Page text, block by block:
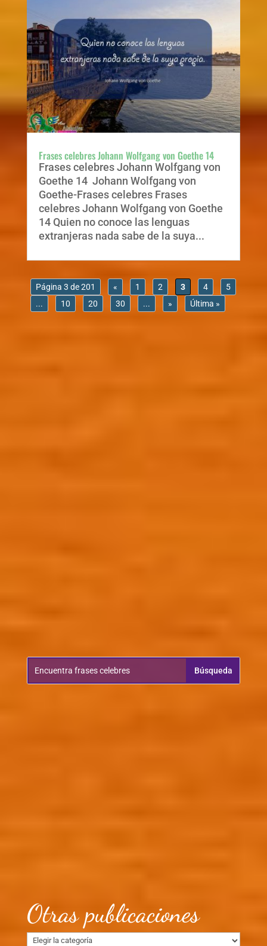
Frases celebres Johann Wolfgang von Goethe 14
Frases celebres Johann Wolfgang von
Goethe 14 Johann Wolfgang von
Goethe-Frases celebres Frases
celebres Johann Wolfgang von Goethe
14 Quien no conoce las lenguas
extranjeras nada sabe de la suya...
Página 3 de 201 « 1 2 3 4
5
...
10 20 30 ... » Última »
Otras publicaciones
Otras